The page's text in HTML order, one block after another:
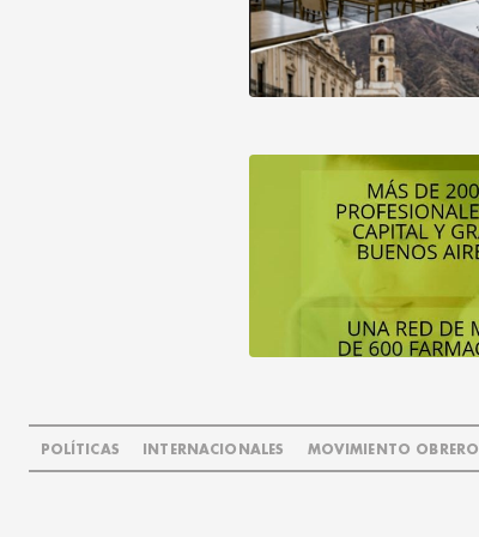
POLÍTICAS INTERNACIONALES MOVIMIENTO OBRERO